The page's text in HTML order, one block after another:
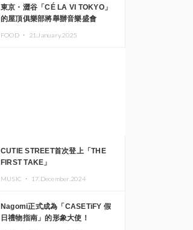
東京・澀谷「CÉ LA VI TOKYO」
的屋頂俱樂部將舉辦音樂盛會
FOOD ・ 21.January.2025
CUTIE STREET首次登上「THE
FIRST TAKE」
MUSIC ・ 17.December.2024
Nagomi正式成為「CASETiFY 假
日禮物指南」的形象大使！